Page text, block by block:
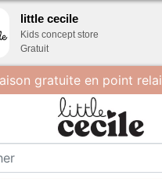
little cecile
Kids concept store
Gratuit
gratuite en point